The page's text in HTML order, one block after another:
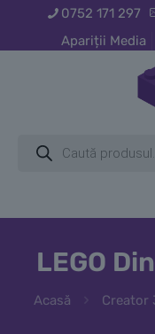
0752 171 297
Apariții Media
search
LEGO
Acasă Creator